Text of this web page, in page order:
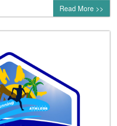
Read More >>